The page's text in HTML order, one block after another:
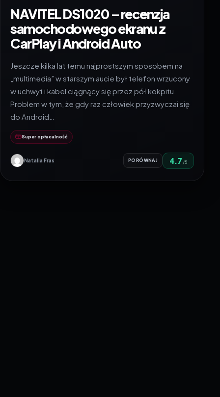
NAVITEL DS1020 – recenzja
samochodowego ekranu z
CarPlay i Android Auto
Jeszcze kilka lat temu najprostszym sposobem na
„multimedia” w starszym aucie był telefon wrzucony
w uchwyt i kabel ciągnący się przez pół kokpitu.
Problem w tym, że gdy raz człowiek przyzwyczai się
do Android…
Super opłacalność
Natalia Fras PORÓWNAJ 4.7 /5